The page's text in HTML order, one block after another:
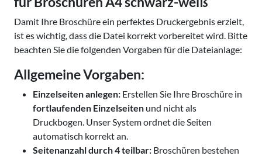
Damit Ihre Broschüre ein perfektes Druckergebnis erzielt,
ist es wichtig, dass die Datei korrekt vorbereitet wird. Bitte
beachten Sie die folgenden Vorgaben für die Dateianlage:
Allgemeine Vorgaben:
Einzelseiten anlegen: Erstellen Sie Ihre Broschüre in
fortlaufenden Einzelseiten und nicht als
Druckbogen. Unser System ordnet die Seiten
automatisch korrekt an.
Seitenanzahl durch 4 teilbar: Broschüren bestehen